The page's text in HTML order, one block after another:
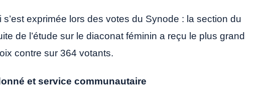
exprimée lors des votes du Synode : la section du
de l’étude sur le diaconat féminin a reçu le plus grand
contre sur 364 votants.
et service communautaire